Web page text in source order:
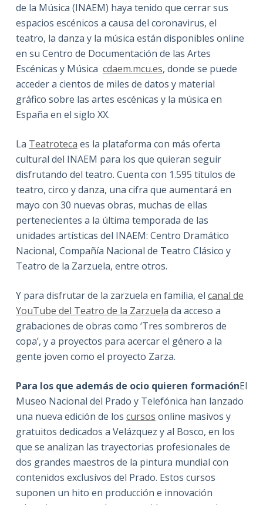
de la Música (INAEM) haya tenido que cerrar sus
espacios escénicos a causa del coronavirus, el
teatro, la danza y la música están disponibles online
en su Centro de Documentación de las Artes
Escénicas y Música cdaem.mcu.es, donde se puede
acceder a cientos de miles de datos y material
gráfico sobre las artes escénicas y la música en
España en el siglo XX.
La Teatroteca es la plataforma con más oferta
cultural del INAEM para los que quieran seguir
disfrutando del teatro. Cuenta con 1.595 títulos de
teatro, circo y danza, una cifra que aumentará en
mayo con 30 nuevas obras, muchas de ellas
pertenecientes a la última temporada de las
unidades artísticas del INAEM: Centro Dramático
Nacional, Compañía Nacional de Teatro Clásico y
Teatro de la Zarzuela, entre otros.
Y para disfrutar de la zarzuela en familia, el canal de
YouTube del Teatro de la Zarzuela da acceso a
grabaciones de obras como ‘Tres sombreros de
copa’, y a proyectos para acercar el género a la
gente joven como el proyecto Zarza.
Para los que además de ocio quieren formaciónEl
Museo Nacional del Prado y Telefónica han lanzado
una nueva edición de los cursos online masivos y
gratuitos dedicados a Velázquez y al Bosco, en los
que se analizan las trayectorias profesionales de
dos grandes maestros de la pintura mundial con
contenidos exclusivos del Prado. Estos cursos
suponen un hito en producción e innovación